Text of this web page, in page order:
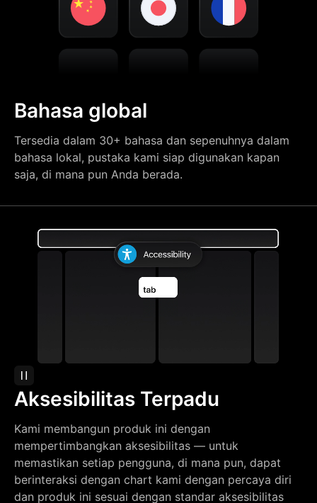
Bahasa global
Tersedia dalam 30+ bahasa dan sepenuhnya dalam
bahasa lokal, pustaka kami siap digunakan kapan
saja, di mana pun Anda berada.
Aksesibilitas Terpadu
Kami membangun produk ini dengan
mempertimbangkan aksesibilitas — untuk
memastikan setiap pengguna, di mana pun, dapat
berinteraksi dengan chart kami dengan percaya diri
dan produk ini sesuai dengan standar aksesibilitas